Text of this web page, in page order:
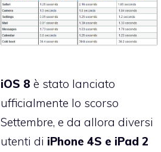
iOS 8 è stato lanciato
ufficialmente lo scorso
Settembre, e da allora diversi
utenti di iPhone 4S e iPad 2